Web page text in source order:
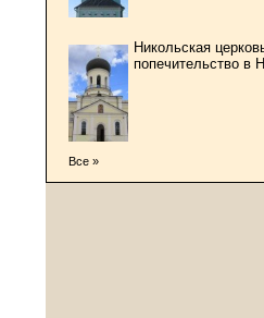
Никольская
попечительство в
Все »